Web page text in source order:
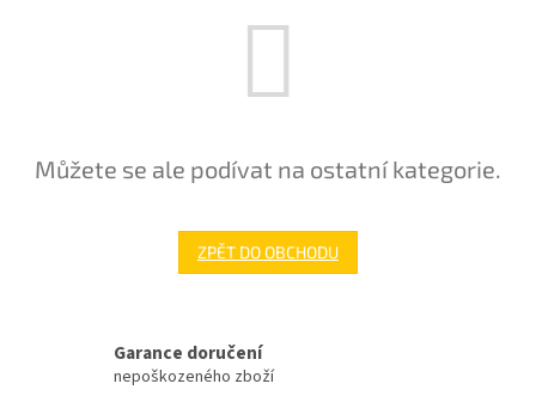
Můžete se ale podívat na ostatní kategorie.
ZPĚT DO OBCHODU
Garance doručení
nepoškozeného zboží